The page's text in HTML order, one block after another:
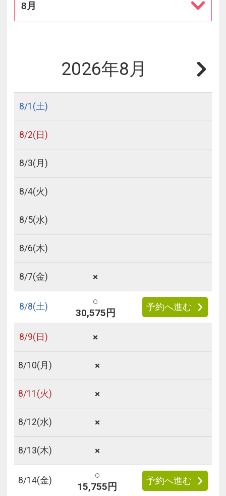
8月
2026年8月
8/1 (土)
8/2(日)
8/3(月)
8/4(火)
8/5(水)
8/6(木)
8/7(金) ×
8/8(土)
○
30,575円
予約へ進む
8/9(日) ×
8/10(月) ×
8/11 (火) ×
8/12(水) ×
8/13(木) ×
8/14(金)
○
15,755円
予約へ進む